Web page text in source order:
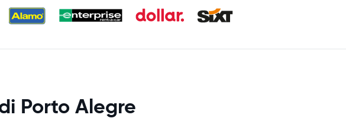
Porto Alegre